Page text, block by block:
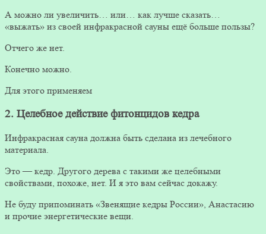
А можно ли увеличить… или… как лучше сказать…
«выжать» из своей инфракрасной сауны ещё больше пользы?
Отчего же нет.
Конечно можно.
Для этого применяем
2. Целебное действие фитонцидов кедра
Инфракрасная сауна должна быть сделана из лечебного
материала.
Это — кедр. Другого дерева с такими же целебными
свойствами, похоже, нет. И я это вам сейчас докажу.
Не буду припоминать «Звенящие кедры России», Анастасию
и прочие энергетические вещи.